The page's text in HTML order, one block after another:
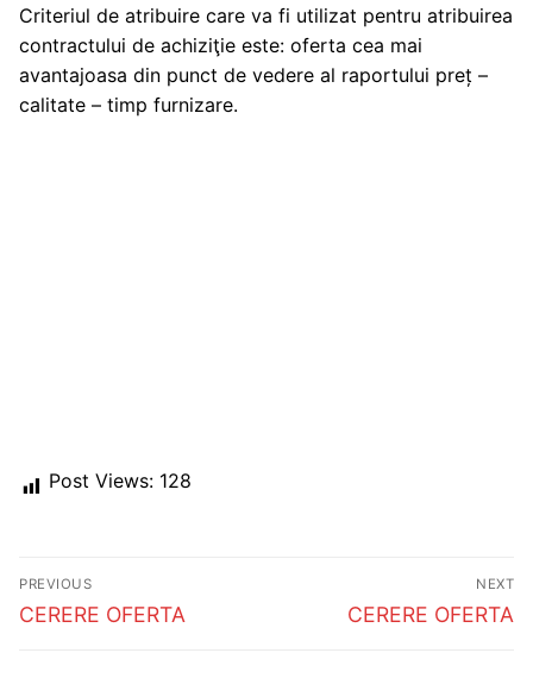
Criteriul de atribuire care va fi utilizat pentru atribuirea
contractului de achiziţie este: oferta cea mai
avantajoasa din punct de vedere al raportului preț –
calitate – timp furnizare.
Post Views: 128
Post
navigation
PREVIOUS
Previous
CERERE OFERTA
NEXT
Next
CERERE OFERTA